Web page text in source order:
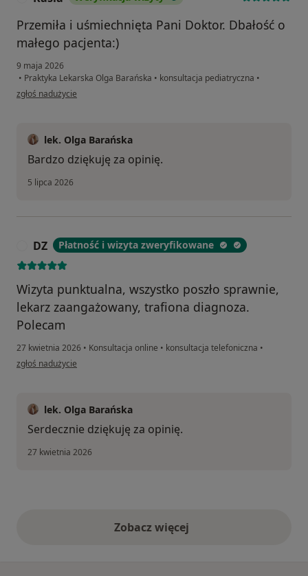
Przemiła i uśmiechnięta Pani Doktor. Dbałość o
małego pacjenta:)
9 maja 2026
• Praktyka Lekarska Olga Barańska • konsultacja pediatryczna •
w opinii użytkownika Kasia
zgłoś nadużycie
lek. Olga Barańska
Bardzo dziękuję za opinię.
5 lipca 2026
DZ Płatność i wizyta zweryfikowane
Wizyta punktualna, wszystko poszło sprawnie,
lekarz zaangażowany, trafiona diagnoza.
Polecam
27 kwietnia 2026 • Konsultacja online • konsultacja telefoniczna •
w opinii użytkownika DZ
zgłoś nadużycie
lek. Olga Barańska
Serdecznie dziękuję za opinię.
27 kwietnia 2026
Zobacz więcejopinie powyżej